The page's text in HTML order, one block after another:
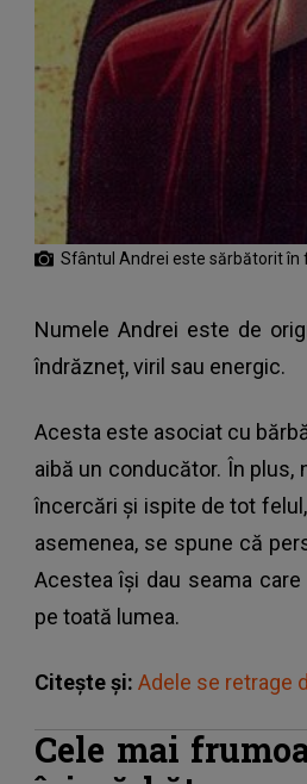
Sfântul Andrei este sărbătorit în
Numele Andrei este de
îndrăzneț, viril sau energic.
Acesta este asociat cu
aibă un conducător. În
încercări și ispite de tot
asemenea, se spune că
Acestea își dau seama
pe toată lumea.
Citește și: Adele se retrage
Cele mai